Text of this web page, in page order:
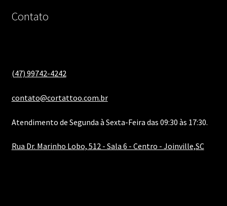
Contato
(47) 99742-4242
contato@cortattoo.com.br
Atendimento de Segunda à Sexta-Feira das 09:30 às 17:30.
Rua Dr. Marinho Lobo, 512 - Sala 6 - Centro - Joinville,SC